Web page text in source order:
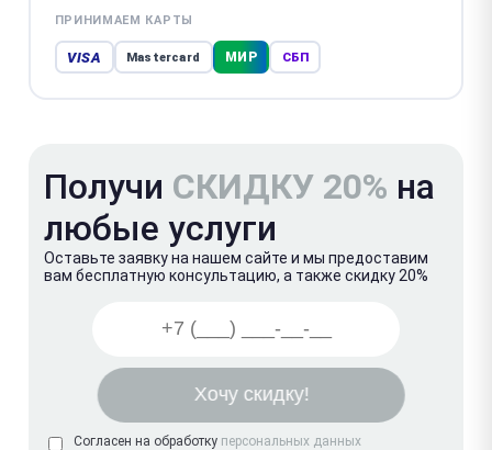
ПРИНИМАЕМ КАРТЫ
VISA Mastercard МИР СБП
Получи СКИДКУ 20% на
любые услуги
Оставьте заявку на нашем сайте и мы предоставим
вам бесплатную консультацию, а также скидку 20%
Согласен на обработку персональных данных